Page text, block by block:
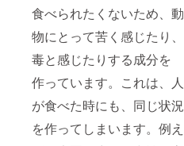
食べられたくないため、動
物にとって苦く感じたり、
毒と感じたりする成分を
作っています。これは、人
が食べた時にも、同じ状況
を作ってしまいます。例え